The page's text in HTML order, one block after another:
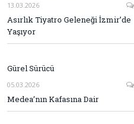
13.03.2026
Asırlık Tiyatro Geleneği İzmir’de
Yaşıyor
Gürel Sürücü
05.03.2026
Medea’nın Kafasına Dair